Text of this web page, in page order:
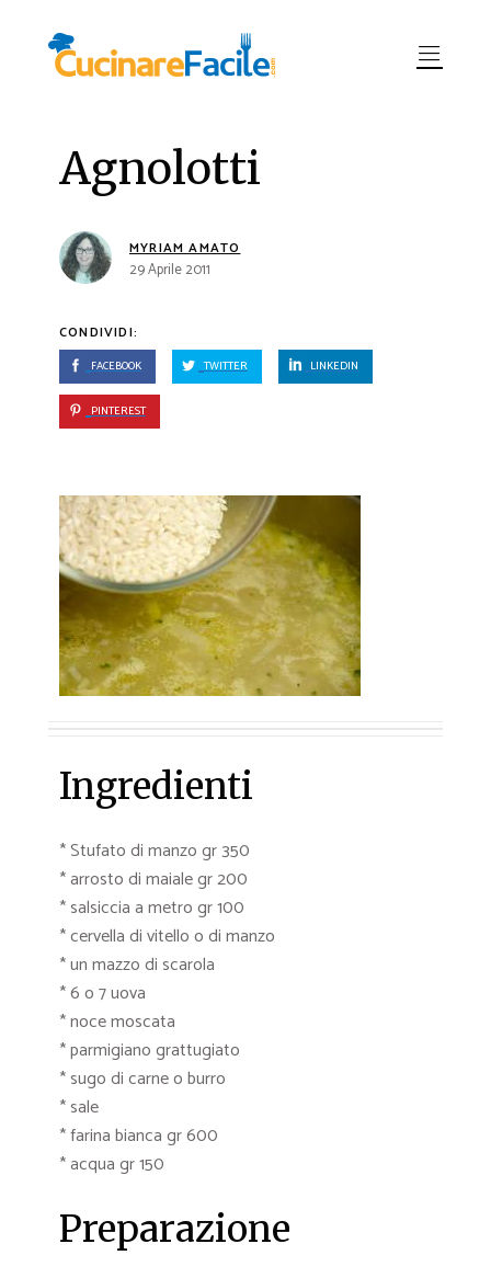
Agnolotti
MYRIAM AMATO
29 Aprile 2011
CONDIVIDI:
FACEBOOK TWITTER LINKEDIN
PINTEREST
Ingredienti
* Stufato di manzo gr 350
* arrosto di maiale gr 200
* salsiccia a metro gr 100
* cervella di vitello o di manzo
* un mazzo di scarola
* 6 o 7 uova
* noce moscata
* parmigiano grattugiato
* sugo di carne o burro
* sale
* farina bianca gr 600
* acqua gr 150
Preparazione